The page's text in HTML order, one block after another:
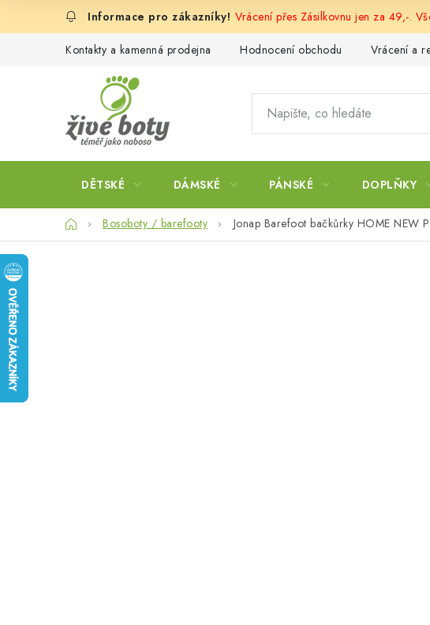
Vrácení přes Zásilkovnu jen za 49,-.
Kontakty a kamenná prodejna Hodnocení obchodu Vrácení a
DĚTSKÉ DÁMSKÉ PÁNSKÉ DOPLŇKY
DomůBosoboty / barefooty Jonap Barefoot bačkůrky HOME NEW